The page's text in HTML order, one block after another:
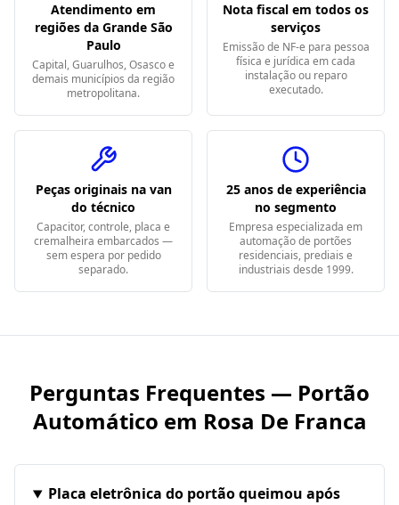
Atendimento em
regiões da Grande São
Paulo
Capital, Guarulhos, Osasco e
demais municípios da região
metropolitana.
Nota fiscal em todos os
serviços
Emissão de NF-e para pessoa
física e jurídica em cada
instalação ou reparo
executado.
Peças originais na van
do técnico
Capacitor, controle, placa e
cremalheira embarcados —
sem espera por pedido
separado.
25 anos de experiência
no segmento
Empresa especializada em
automação de portões
residenciais, prediais e
industriais desde 1999.
Perguntas Frequentes — Portão
Automático em Rosa De Franca
Placa eletrônica do portão queimou após